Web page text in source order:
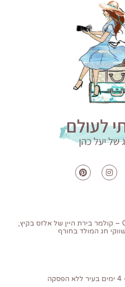
Colmar – קולמר בירת היין של אלזס בקיץ,
חג המולד בחורף